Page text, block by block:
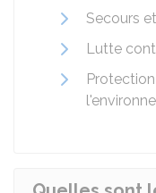
Secours
Lutte